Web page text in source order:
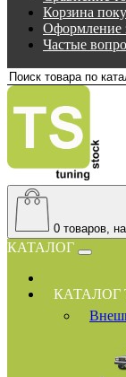
Корзина
Оформление
Частые
0 товаров,
КАТАЛОГ
КАТАЛОГ